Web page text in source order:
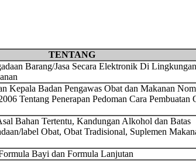
TENTANG
Barang/Jasa Secara Elektronik Di
Kepala Badan Pengawas Obat dan Makanan
Tentang Penerapan Pedoman Cara Pembuatan
Bahan Tertentu, Kandungan Alkohol dan Batas
label Obat, Obat Tradisional, Suplemen
Bayi dan Formula Lanjutan